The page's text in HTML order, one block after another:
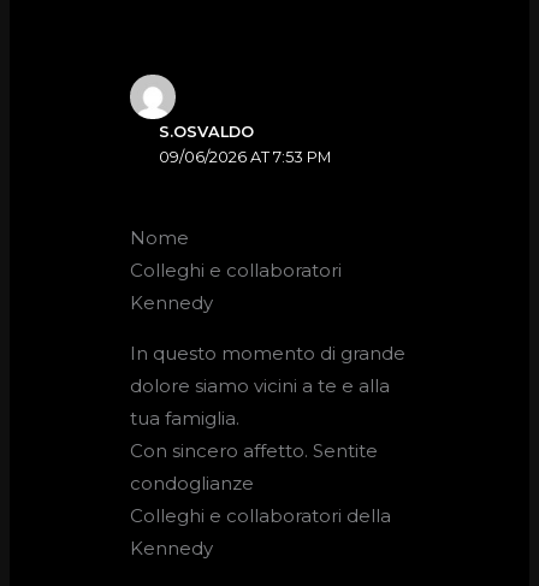
S.OSVALDO
09/06/2026 AT 7:53 PM
Nome
Colleghi e collaboratori
Kennedy
In questo momento di grande
dolore siamo vicini a te e alla
tua famiglia.
Con sincero affetto. Sentite
condoglianze
Colleghi e collaboratori della
Kennedy